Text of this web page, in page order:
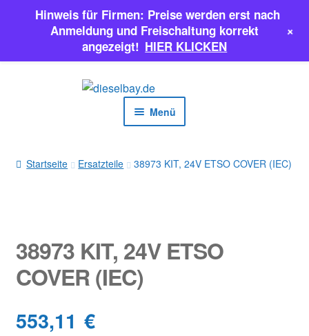
Menü
SALE
Classic Parts
Startseite Ersatzteile 38973 KIT, 24V ETSO COVER (IEC)
38973 KIT, 24V ETSO
COVER (IEC)
553,11 €
Hinweis für Firmen: Preise werden erst nach
Anmeldung und Freischaltung korrekt
angezeigt! HIER KLICKEN
+